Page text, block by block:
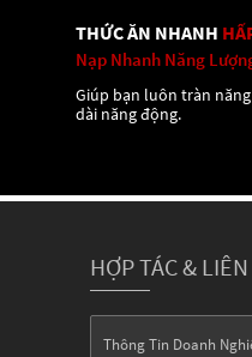
THỨC ĂN NHANH
Nạp Nhanh Năng
Giúp bạn luôn tràn
dài năng động.
HỢP TÁC &
Thông Tin Doanh